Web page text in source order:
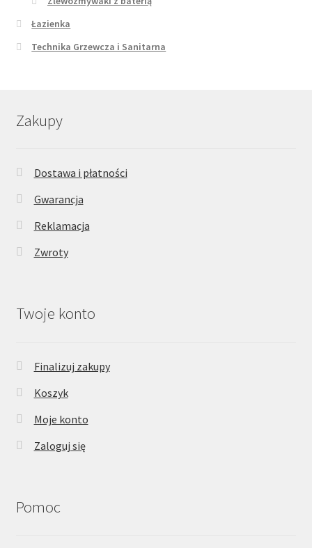
Łazienka
Technika Grzewcza i Sanitarna
Zakupy
Dostawa i płatności
Gwarancja
Reklamacja
Zwroty
Twoje konto
Finalizuj zakupy
Koszyk
Moje konto
Zaloguj się
Pomoc